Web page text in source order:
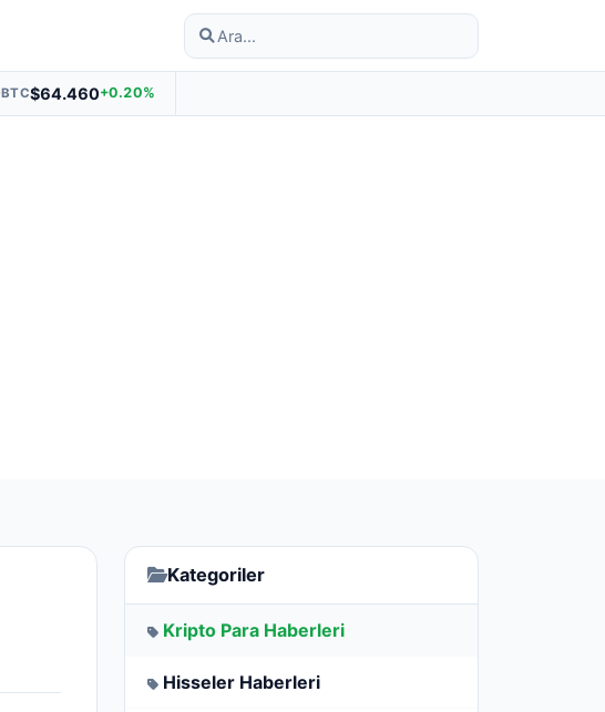
BTC$64.460+0.20%
Kategoriler
Kripto Para Haberleri
Hisseler Haberleri